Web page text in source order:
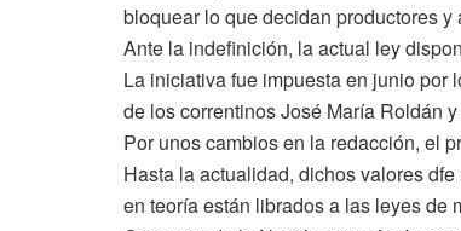
bloquear lo que decidan productores y
Ante la indefinición, la actual ley
La iniciativa fue impuesta en junio
de los correntinos José María Roldán
Por unos cambios en la redacción, el
Hasta la actualidad, dichos valores
en teoría están librados a las leyes de